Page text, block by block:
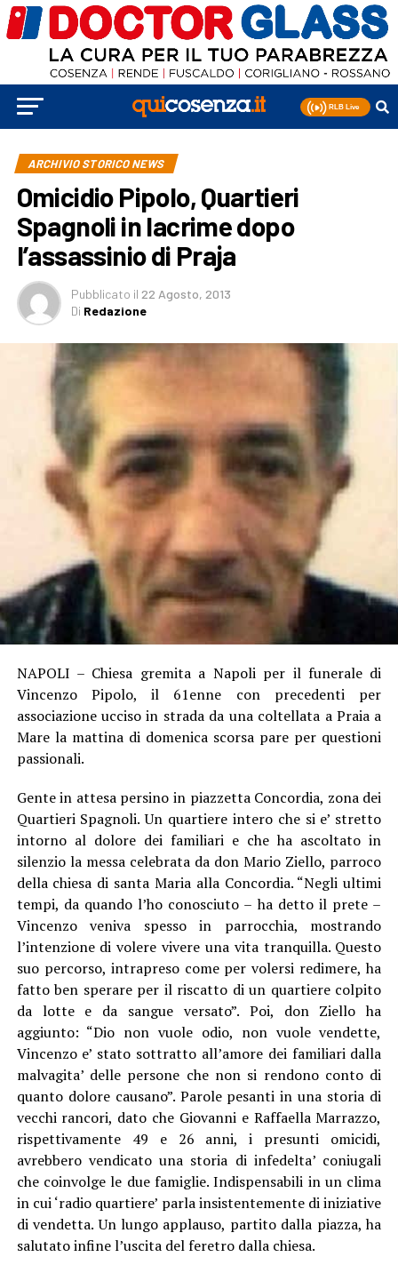
ARCHIVIO STORICO NEWS
Omicidio Pipolo, Quartieri
Spagnoli in lacrime dopo
l’assassinio di Praja
Pubblicato il 22 Agosto, 2013
Di Redazione
NAPOLI – Chiesa gremita a Napoli per il funerale di
Vincenzo Pipolo, il 61enne con precedenti per
associazione ucciso in strada da una coltellata a Praia a
Mare la mattina di domenica scorsa pare per questioni
passionali.
Gente in attesa persino in piazzetta Concordia, zona dei
Quartieri Spagnoli. Un quartiere intero che si e’ stretto
intorno al dolore dei familiari e che ha ascoltato in
silenzio la messa celebrata da don Mario Ziello, parroco
della chiesa di santa Maria alla Concordia. “Negli ultimi
tempi, da quando l’ho conosciuto – ha detto il prete –
Vincenzo veniva spesso in parrocchia, mostrando
l’intenzione di volere vivere una vita tranquilla. Questo
suo percorso, intrapreso come per volersi redimere, ha
fatto ben sperare per il riscatto di un quartiere colpito
da lotte e da sangue versato”. Poi, don Ziello ha
aggiunto: “Dio non vuole odio, non vuole vendette,
Vincenzo e’ stato sottratto all’amore dei familiari dalla
malvagita’ delle persone che non si rendono conto di
quanto dolore causano”. Parole pesanti in una storia di
vecchi rancori, dato che Giovanni e Raffaella Marrazzo,
rispettivamente 49 e 26 anni, i presunti omicidi,
avrebbero vendicato una storia di infedelta’ coniugali
che coinvolge le due famiglie. Indispensabili in un clima
in cui ‘radio quartiere’ parla insistentemente di iniziative
di vendetta. Un lungo applauso, partito dalla piazza, ha
salutato infine l’uscita del feretro dalla chiesa.